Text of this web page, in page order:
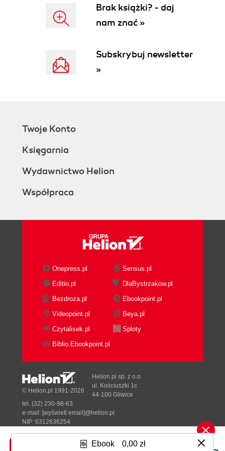
Ebook 0,00 zł
Brak książki? - daj
nam znać »
Subskrybuj newsletter
»
Twoje Konto
Księgarnia
Wydawnictwo Helion
Współpraca
Onepress.pl
Sensus.pl
Editio.pl
DlaBystrzakow.pl
Bezdroza.pl
Ebookpoint.pl
Videopoint.pl
Beya.pl
Czytalisek.pl
Sploty
Biblio.Ebookpoint.pl
Tonik.pl
© Helion.pl 1991-2026
Helion.pl sp. z o.o.
ul. Kościuszki 1c
44-100 Gliwice
tel. (32) 230-98-63
e-mail: [wyświetl email]@helion.pl
NIP: 6312636254